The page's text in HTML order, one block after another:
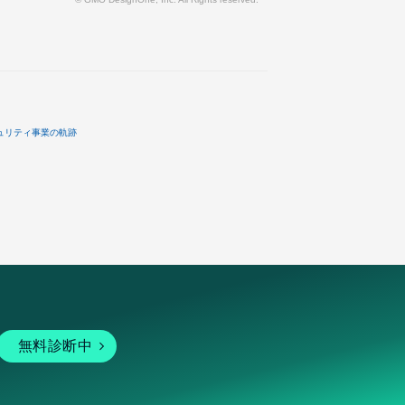
リティ事業の軌跡
無料診断中